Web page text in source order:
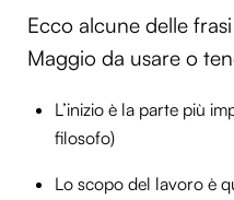
Ecco alcune delle
Maggio da usare o
L’inizio è la parte più
filosofo)
Lo scopo del lavoro è